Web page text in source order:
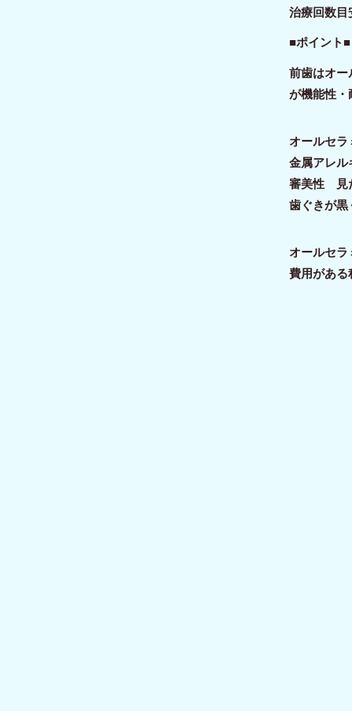
治療回数
■ポイント■
前歯はオー
が機能性・
オールセ
金属アレル
審美性 見
歯ぐきが黒
オールセ
費用がある